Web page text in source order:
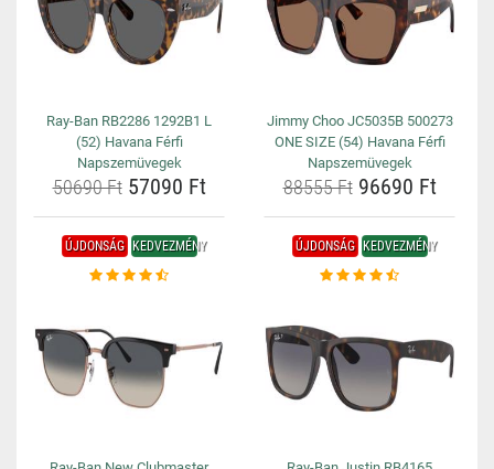
Ray-Ban RB2286 1292B1 L
(52) Havana Férfi
Napszemüvegek
50690 Ft57090 Ft
Jimmy Choo JC5035B 500273
ONE SIZE (54) Havana Férfi
Napszemüvegek
88555 Ft96690 Ft
ÚJDONSÁG KEDVEZMÉNY ÚJDONSÁG KEDVEZMÉNY